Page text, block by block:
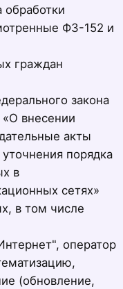
ФЗ-152 и
граждан
закона
внесении
акты
порядка
в
сетях»
в том числе
оператор
(обновление,